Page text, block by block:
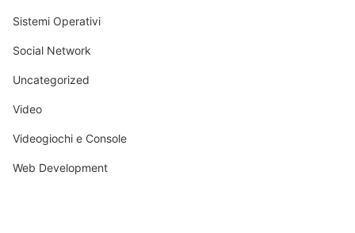
Sistemi Operativi
Social Network
Uncategorized
Video
Videogiochi e Console
Web Development